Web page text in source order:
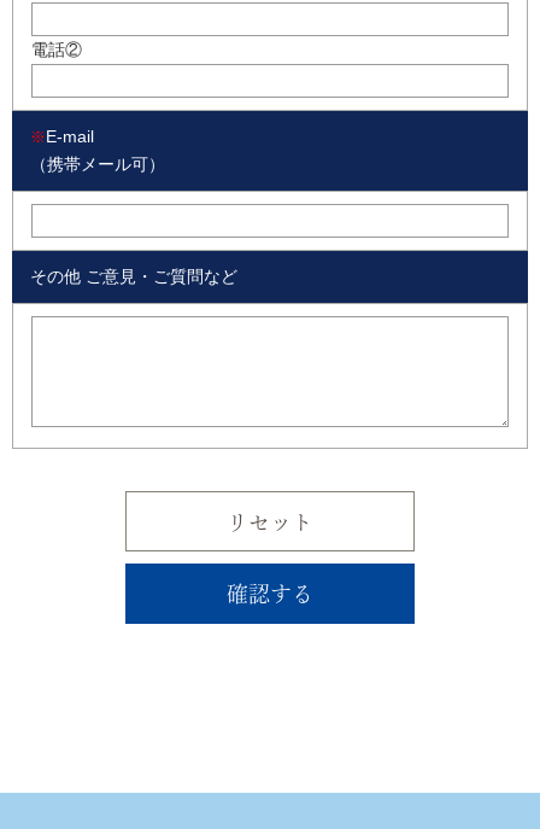
電話②
※ E-mail
（携帯メール可）
その他 ご意見・ご質問など